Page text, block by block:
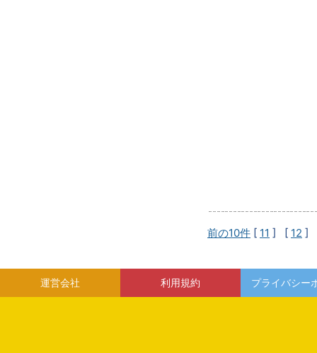
前の10件 [ 11 ] [ 12 ]
運営会社 利用規約 プライバシー